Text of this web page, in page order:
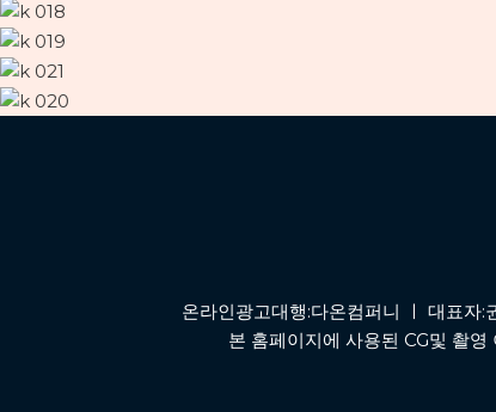
기
온라인광고대행:다온컴퍼니 ㅣ 대표
본 홈페이지에 사용된 CG및 촬